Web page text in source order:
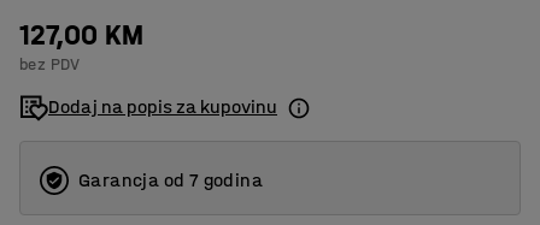
127,00 KM
bez PDV
Dodaj na popis za kupovinu
Garancja od 7 godina